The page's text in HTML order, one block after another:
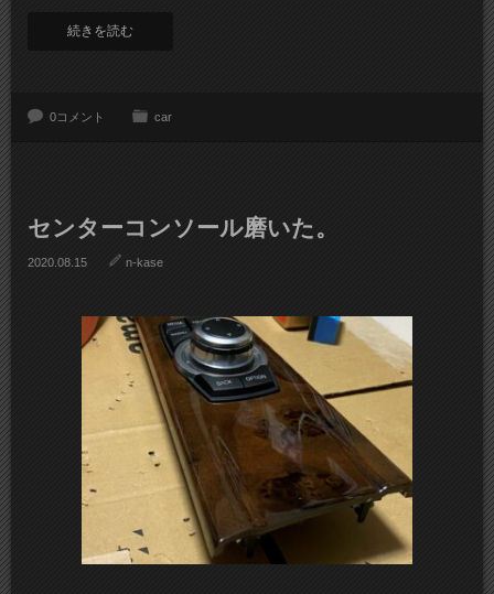
続きを読む
0コメント car
センターコンソール磨いた。
2020.08.15 n-kase